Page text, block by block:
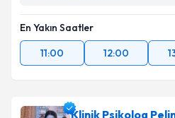
En Yakın Saatler
11:00
12:00
Klinik Psikolog